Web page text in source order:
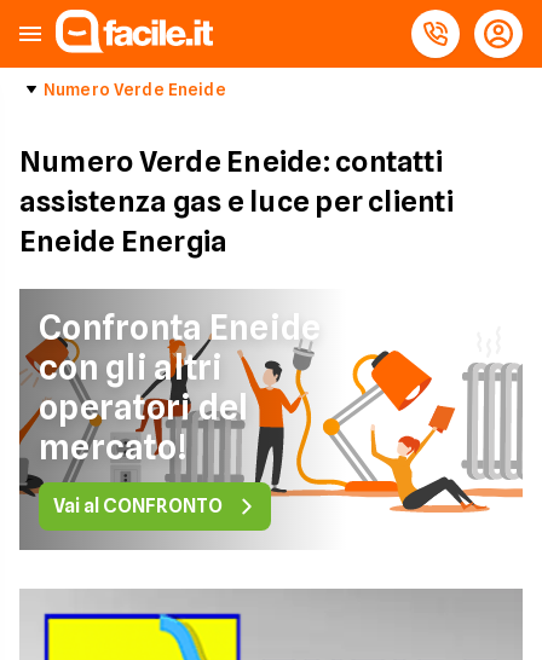
Numero Verde Eneide
Numero Verde Eneide: contatti
assistenza gas e luce per clienti
Eneide Energia
Confronta Eneide
con gli altri
operatori del
mercato!
Vai al CONFRONTO